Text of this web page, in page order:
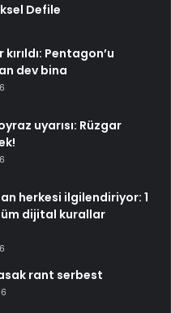
Defile
kırıldı: Pentagon’u
dev bina
uyarısı: Rüzgar
herkesi ilgilendiriyor: 1
dijital kurallar
rant serbest